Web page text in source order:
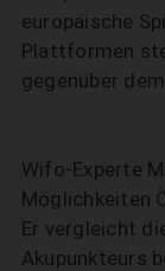
europäische
Plattformen
gegenüber
Wifo-Experte
Möglichkeiten
Er vergleicht
Akupunkteurs